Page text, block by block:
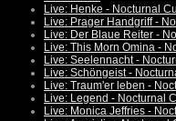
Live: Henke - Nocturnal
Live: Prager Handgriff -
Live: Der Blaue Reiter -
Live: This Morn Omina -
Live: Seelennacht -
Live: Schöngeist -
Live: Traum'er leben -
Live: Legend - Nocturnal
Live: Monica Jeffries -